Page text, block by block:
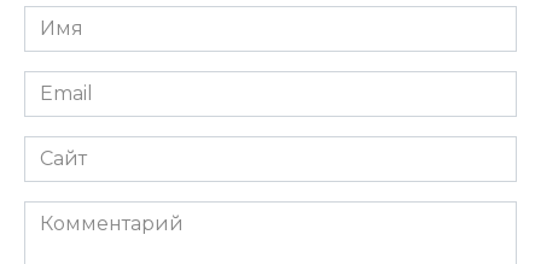
Имя
*
Email
*
Сайт
Комментарий